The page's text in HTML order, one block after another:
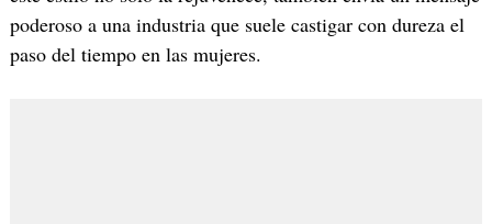
poderoso a una industria que suele castigar con dureza el
paso del tiempo en las mujeres.